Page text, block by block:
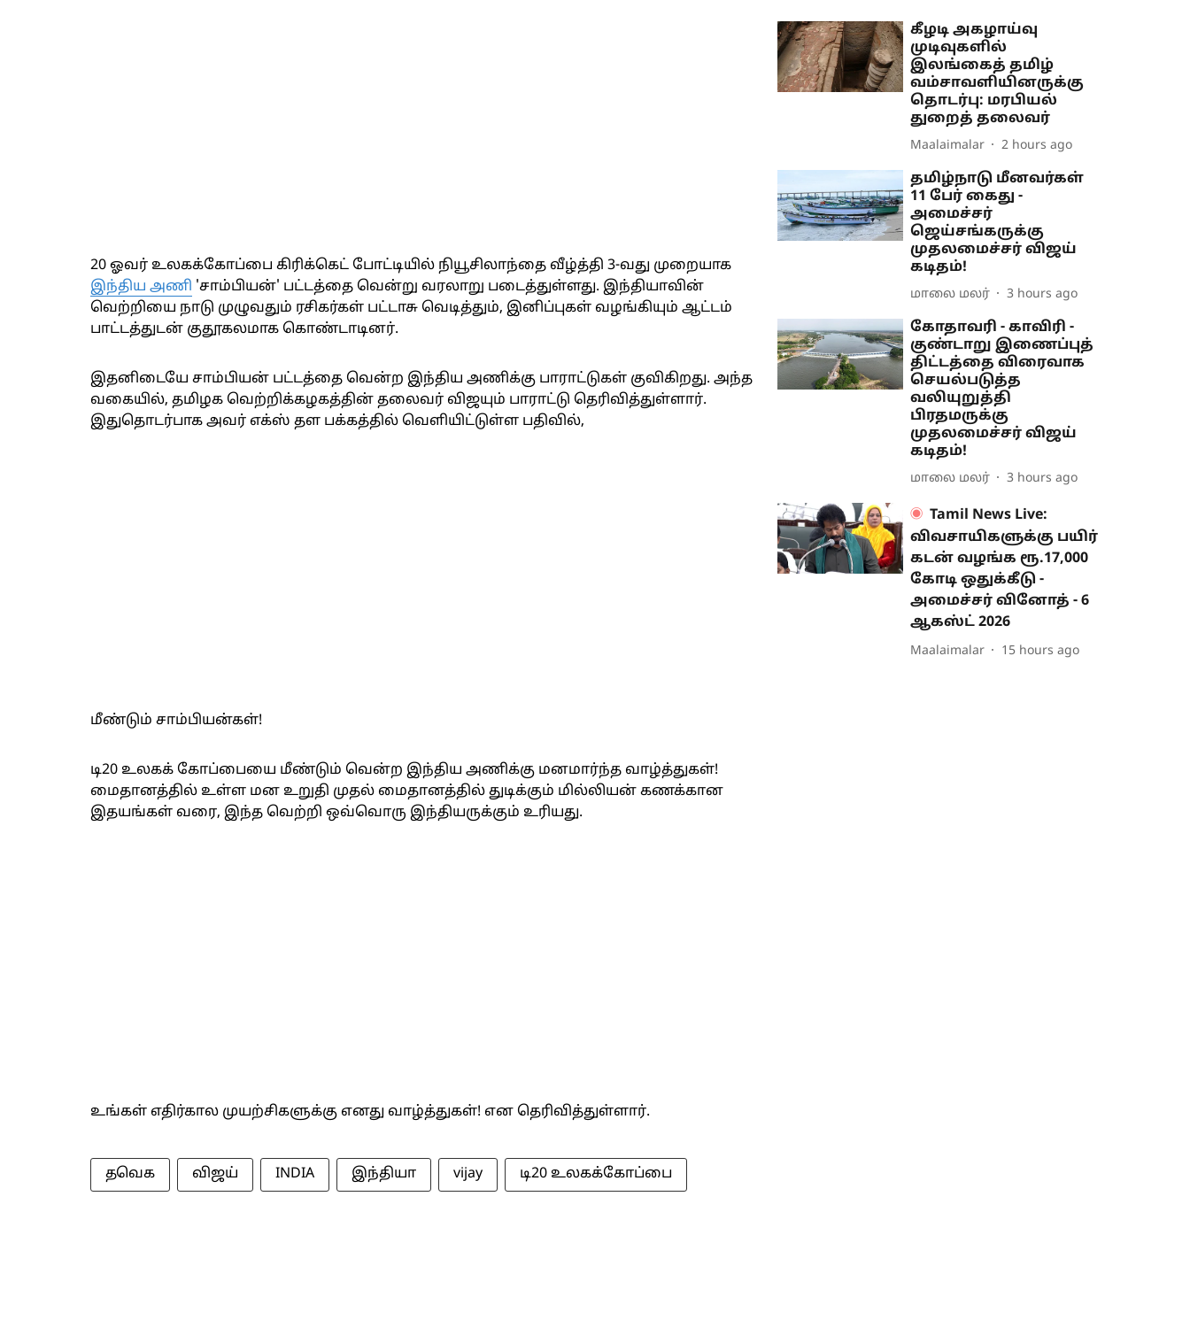
20 ஓவர் உலகக்கோப்பை கிரிக்கெட் போட்டியில் நியூசிலாந்தை வீழ்த்தி 3-வது முறையாக
இந்திய அணி 'சாம்பியன்' பட்டத்தை வென்று வரலாறு படைத்துள்ளது. இந்தியாவின்
வெற்றியை நாடு முழுவதும் ரசிகர்கள் பட்டாசு வெடித்தும், இனிப்புகள் வழங்கியும் ஆட்டம்
பாட்டத்துடன் குதூகலமாக கொண்டாடினர்.
இதனிடையே சாம்பியன் பட்டத்தை வென்ற இந்திய அணிக்கு பாராட்டுகள் குவிகிறது. அந்த
வகையில், தமிழக வெற்றிக்கழகத்தின் தலைவர் விஜயும் பாராட்டு தெரிவித்துள்ளார்.
இதுதொடர்பாக அவர் எக்ஸ் தள பக்கத்தில் வெளியிட்டுள்ள பதிவில்,
மீண்டும் சாம்பியன்கள்!
டி20 உலகக் கோப்பையை மீண்டும் வென்ற இந்திய அணிக்கு மனமார்ந்த வாழ்த்துகள்!
மைதானத்தில் உள்ள மன உறுதி முதல் மைதானத்தில் துடிக்கும் மில்லியன் கணக்கான
இதயங்கள் வரை, இந்த வெற்றி ஒவ்வொரு இந்தியருக்கும் உரியது.
உங்கள் எதிர்கால முயற்சிகளுக்கு எனது வாழ்த்துகள்! என தெரிவித்துள்ளார்.
தவெக விஜய் INDIA இந்தியா vijay டி20 உலகக்கோப்பை
கீழடி அகழாய்வு
முடிவுகளில்
இலங்கைத் தமிழ்
வம்சாவளியினருக்கு
தொடர்பு: மரபியல்
துறைத் தலைவர்
Maalaimalar 2 hours ago
தமிழ்நாடு மீனவர்கள்
11 பேர் கைது -
அமைச்சர்
ஜெய்சங்கருக்கு
முதலமைச்சர் விஜய்
கடிதம்!
மாலை மலர் 3 hours ago
கோதாவரி - காவிரி -
குண்டாறு இணைப்புத்
திட்டத்தை விரைவாக
செயல்படுத்த
வலியுறுத்தி
பிரதமருக்கு
முதலமைச்சர் விஜய்
கடிதம்!
மாலை மலர் 3 hours ago
Tamil News Live:
விவசாயிகளுக்கு பயிர்
கடன் வழங்க ரூ.17,000
கோடி ஒதுக்கீடு -
அமைச்சர் வினோத் - 6
ஆகஸ்ட் 2026
Maalaimalar 15 hours ago